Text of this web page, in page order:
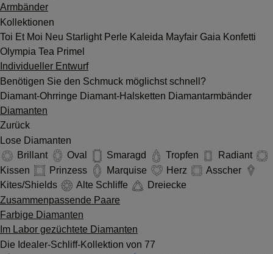
Armbänder
Kollektionen
Toi Et Moi Neu Starlight Perle Kaleida Mayfair Gaia Konfetti
Olympia Tea Primel
Individueller Entwurf
Benötigen Sie den Schmuck möglichst schnell?
Diamant-Ohrringe Diamant-Halsketten Diamantarmbänder
Diamanten
Zurück
Lose Diamanten
Brillant
Oval Smaragd Tropfen
Radiant
Kissen
Prinzess Marquise Herz
Asscher
Kites/Shields
Alte Schliffe
Dreiecke
Zusammenpassende Paare
Farbige Diamanten
Im Labor gezüchtete Diamanten
Die Idealer-Schliff-Kollektion von 77